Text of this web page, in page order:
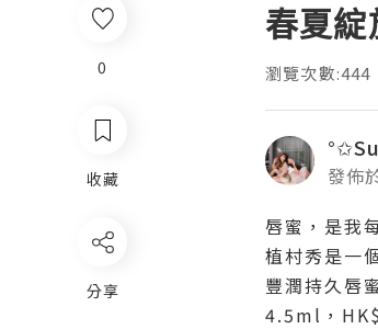
春夏綻
瀏覽次數:444
發佈
唇蜜，是我
植村秀是一
豐潤持久唇
4.5ml，
0
收藏
分享